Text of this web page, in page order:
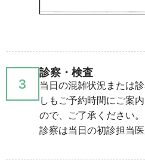
診察・検査
当日の混雑状況または
しもご予約時間にご案
ので、ご了承ください。
診察は当日の初診担当医